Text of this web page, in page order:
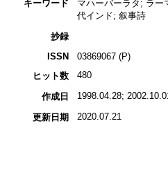
キーワード
マハーバーラタ; ラ
代インド; 叙事詩
抄録
ISSN
03869067 (P)
ヒット数
480
作成日 1998.04.28;
更新日期 2020.07.21